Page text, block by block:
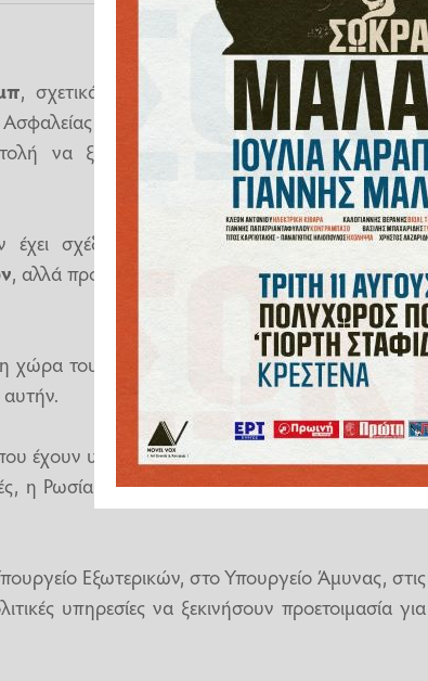
, σχετικά με τις πυρηνικές δοκιμές, συζήτησε
της Ρωσίας, χαρακτηρίζοντας το ζήτημα
να ξεκινήσει η προετοιμασία για δοκιμές
σχέδια να αποσυρθεί από τηΣυνθήκη
, αλλά προειδοποίησε για την ανάγκη αντίδρασης
του παραμένει πιστή στη Συνθήκη και δεν
έχουν υπογράψει τη συνθήκη αποφασίσουν να
η Ρωσία θα αναγκαστεί να λάβει τα κατάλληλα
Εξωτερικών, στο Υπουργείο Άμυνας, στις
υπηρεσίες να ξεκινήσουν προετοιμασία για